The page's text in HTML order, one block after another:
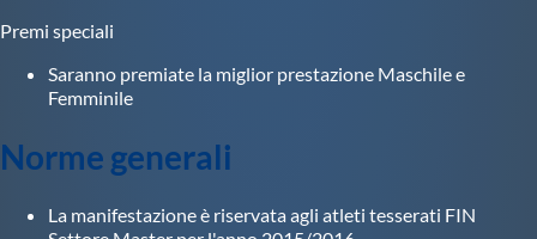
Premi speciali
Saranno premiate la miglior prestazione Maschile e
Femminile
Norme generali
La manifestazione è riservata agli atleti tesserati FIN